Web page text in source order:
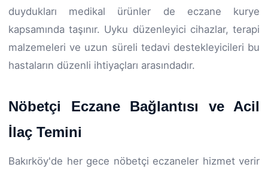
duydukları medikal ürünler de eczane kurye
kapsamında taşınır. Uyku düzenleyici cihazlar, terapi
malzemeleri ve uzun süreli tedavi destekleyicileri bu
hastaların düzenli ihtiyaçları arasındadır.
Nöbetçi Eczane Bağlantısı ve Acil
İlaç Temini
Bakırköy'de her gece nöbetçi eczaneler hizmet verir